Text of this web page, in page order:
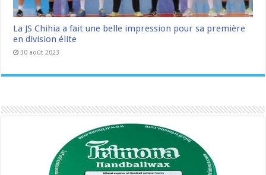
La JS Chihia a fait une belle impression pour sa première
en division élite
30 août 2023